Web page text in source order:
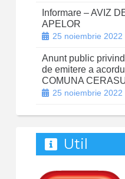
Informare – AVIZ
APELOR
25 noiembrie 2022
Anunt public
de emitere a
COMUNA
25 noiembrie 2022
Util